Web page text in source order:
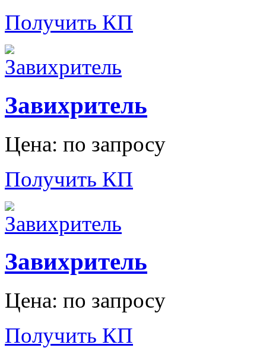
Получить КП
Завихритель
Цена: по запросу
Получить КП
Завихритель
Цена: по запросу
Получить КП